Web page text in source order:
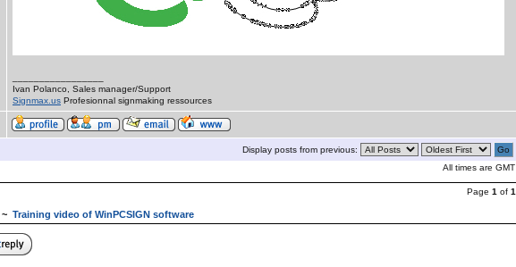
Ivan Polanco, Sales manager/Support
Signmax.us Profesionnal signmaking ressources
Display posts from previous:
All times are GMT
Page 1 of 1
~ Training video of WinPCSIGN software